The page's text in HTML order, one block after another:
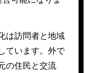
は訪問者と地域
ています。外で
の住民と交流